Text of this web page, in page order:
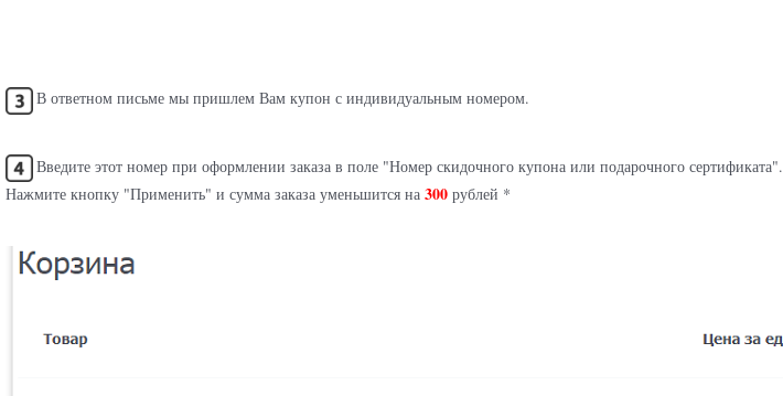
В ответном письме мы пришлем Вам купон с индивидуальным номером.
Введите этот номер при оформлении заказа в поле "Номер скидочного купона или подарочного сертификата".
Нажмите кнопку "Применить" и сумма заказа уменьшится на 300 рублей *